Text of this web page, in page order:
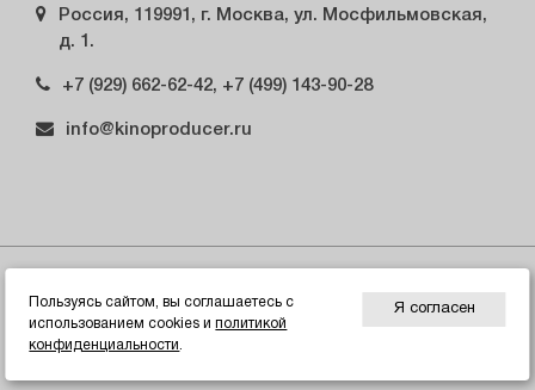
Россия, 119991, г. Москва, ул. Мосфильмовская,
д. 1.
+7 (929) 662-62-42, +7 (499) 143-90-28
info@kinoproducer.ru
© 2026 Гильдия продюсеров России
ИНН/КПП 7729338337, ОГРН 1027739899703. Сделано в веб-
студии консалтинговой компании "Константа"
Пользуясь сайтом, вы соглашаетесь с
использованием cookies иполитикой
конфиденциальности
Я согласен